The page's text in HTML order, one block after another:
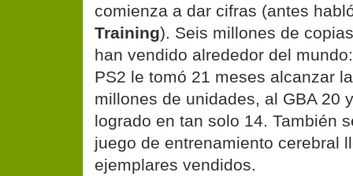
comienza a dar cifras (antes
Training). Seis millones de
han vendido alrededor del
PS2 le tomó 21 meses alcanzar
millones de unidades, al GBA 20
logrado en tan solo 14. También
juego de entrenamiento cerebral
ejemplares vendidos.